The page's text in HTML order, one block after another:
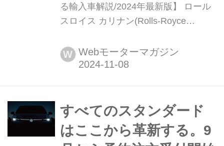
る輸入車解説/2024年最新版】 ロール
スロイス カリナン(Rolls-Royce
11日車両価格:4645万4040円〜5415万
4040円
W Webモーターマガジン
すべてのスタンダード
はここから革新する。9